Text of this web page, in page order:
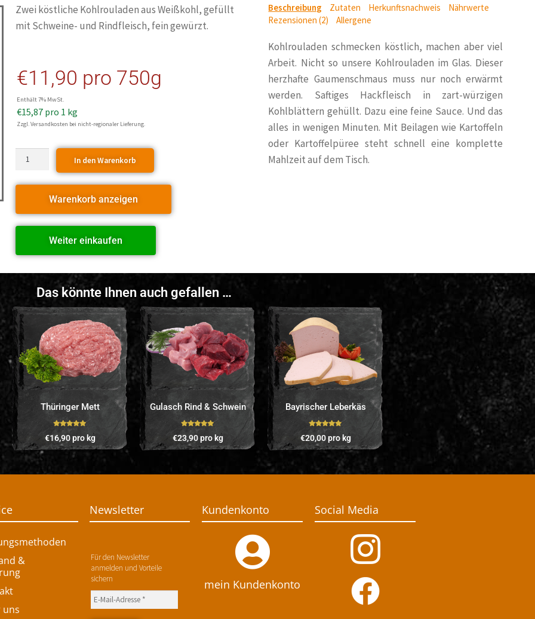
Zwei köstliche Kohlrouladen aus Weißkohl, gefüllt
mit Schweine- und Rindfleisch, fein gewürzt.
€11,90 pro 750g
Enthält 7% MwSt.
€15,87pro 1 kg
Zzgl. Versandkosten bei nicht-regionaler Lieferung.
In den Warenkorb
Warenkorb anzeigen
Weiter einkaufen
Beschreibung Zutaten Herkunftsnachweis
Nährwerte
Rezensionen (2)
Allergene
Kohlrouladen schmecken köstlich, machen aber viel
Arbeit. Nicht so unsere Kohlrouladen im Glas. Dieser
herzhafte Gaumenschmaus muss nur noch erwärmt
werden. Saftiges Hackfleisch in zart-würzigen
Kohlblättern gehüllt. Dazu eine feine Sauce. Und das
alles in wenigen Minuten. Mit Beilagen wie Kartoffeln
oder Kartoffelpüree steht schnell eine komplette
Mahlzeit auf dem Tisch.
Das könnte Ihnen auch gefallen …
Thüringer Mett
Bewertet mit
5.00von 5
€16,90pro kg
Gulasch Rind & Schwein
Bewertet mit
5.00von 5
€23,90pro kg
Bayrischer Leberkäs
Bewertet mit
5.00von 5
€20,00pro kg
&
uns
Newsletter
Für den Newsletter
anmelden und Vorteile
sichern
Kundenkonto
mein Kundenkonto
Social Media